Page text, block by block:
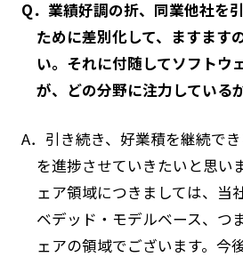
Q．業績好調の折、同業他社を
ために差別化して、ますます
い。それに付随してソフトウ
が、どの分野に注力しているか
A．引き続き、好業積を継続で
を進捗させていきたいと思い
ェア領域につきましては、当
ベデッド・モデルベース、つ
ェアの領域でございます。今